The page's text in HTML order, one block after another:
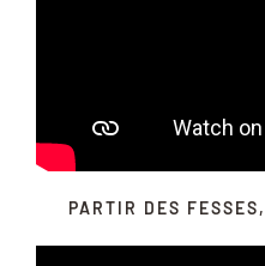
PARTIR DES